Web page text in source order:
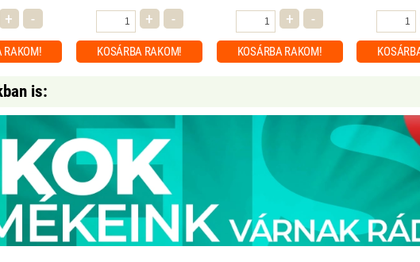
+ -
RAKOM!
+ -
KOSÁRBA RAKOM!
+ -
KOSÁRBARAKOM!
is: